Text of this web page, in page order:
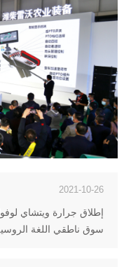
2021-10-26
إطلاق جرارة ويتشاي
سوق ناطقي اللغة